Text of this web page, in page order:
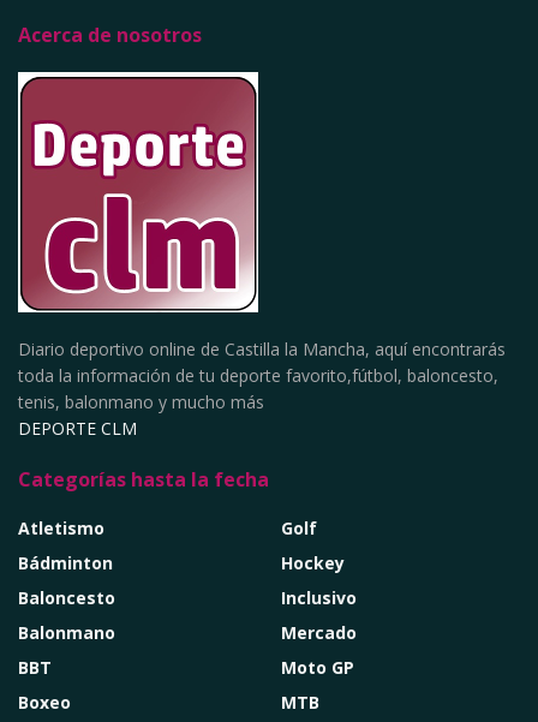
Acerca de nosotros
Diario deportivo online de Castilla la Mancha, aquí encontrarás
toda la información de tu deporte favorito,fútbol, baloncesto,
tenis, balonmano y mucho más
DEPORTE CLM
Categorías hasta la fecha
Atletismo
Bádminton
Baloncesto
Balonmano
BBT
Boxeo
Golf
Hockey
Inclusivo
Mercado
Moto GP
MTB